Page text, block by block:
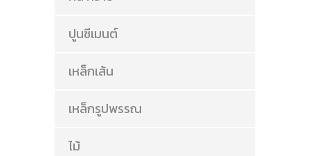
ปูนซีเมนต์
เหล็กเส้น
เหล็กรูปพรรณ
ไม้